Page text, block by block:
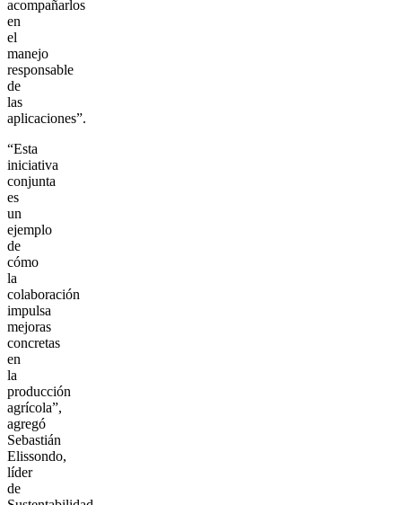
acompañarlos
en
el
manejo
responsable
de
las
aplicaciones”.
“Esta
iniciativa
conjunta
es
un
ejemplo
de
cómo
la
colaboración
impulsa
mejoras
concretas
en
la
producción
agrícola”,
agregó
Sebastián
Elissondo,
líder
de